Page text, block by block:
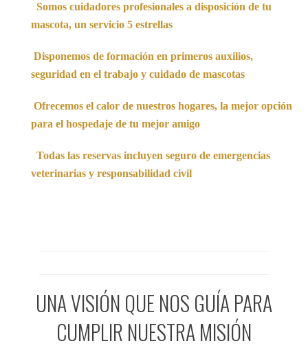
Somos cuidadores profesionales a disposición de tu
mascota, un servicio 5 estrellas
Disponemos de formación en primeros auxilios,
seguridad en el trabajo y cuidado de mascotas
Ofrecemos el calor de nuestros hogares, la mejor opción
para el hospedaje de tu mejor amigo
Todas las reservas incluyen seguro de emergencias
veterinarias y responsabilidad civil
UNA VISIÓN QUE NOS GUÍA PARA
CUMPLIR NUESTRA MISIÓN